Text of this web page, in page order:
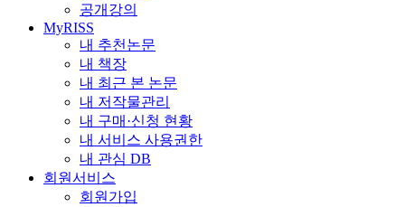
공개강의
MyRISS
내 추천논문
내 책장
내 최근 본 논문
내 저작물관리
내 구매·신청 현황
내 서비스 사용권한
내 관심 DB
회원서비스
회원가입